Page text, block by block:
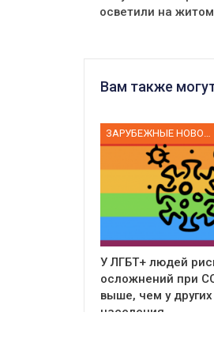
осветили на
Вам также
ЗАРУБЕЖНЫЕ НОВОСТИ
У ЛГБТ+ людей
осложнений при
выше, чем у других
населения…